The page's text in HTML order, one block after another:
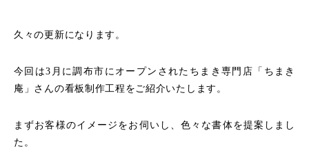
久々の更新になります。
今回は3月に調布市にオープンされたちまき専門店「ちまき
庵」さんの看板制作工程をご紹介いたします。
まずお客様のイメージをお伺いし、色々な書体を提案しまし
た。